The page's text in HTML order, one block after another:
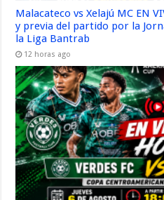
Malacateco vs Xelajú MC EN
y previa del partido por la
la Liga Bantrab
12 horas ago